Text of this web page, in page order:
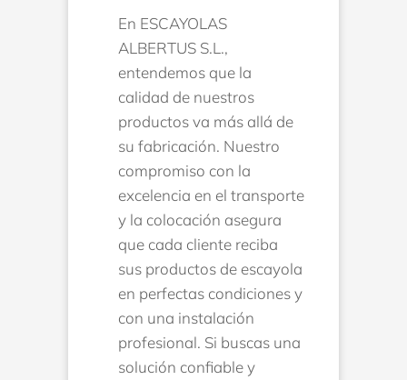
En ESCAYOLAS
ALBERTUS S.L.,
entendemos que la
calidad de nuestros
productos va más allá de
su fabricación. Nuestro
compromiso con la
excelencia en el transporte
y la colocación asegura
que cada cliente reciba
sus productos de escayola
en perfectas condiciones y
con una instalación
profesional. Si buscas una
solución confiable y